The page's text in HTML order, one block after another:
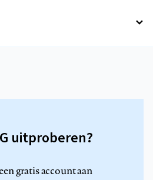
uitproberen?
gratis account aan